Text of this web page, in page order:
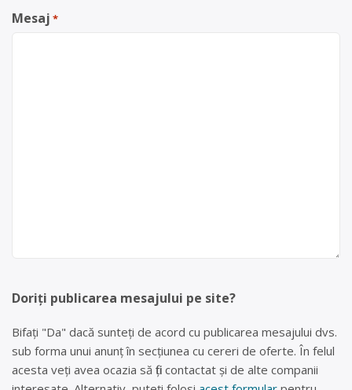
Mesaj *
Doriți publicarea mesajului pe site?
Bifați "Da" dacă sunteți de acord cu publicarea mesajului dvs.
sub forma unui anunț în secțiunea cu cereri de oferte. În felul
acesta veți avea ocazia să fiți contactat și de alte companii